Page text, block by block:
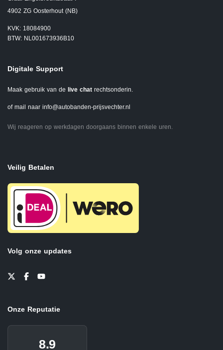
4902 ZG Oosterhout (NB)
KVK: 18084900
BTW: NL001673936B10
Digitale Support
Maak gebruik van de live chat rechtsonderin.
of mail naar info@autobanden-prijsvechter.nl
Wij reageren op werkdagen doorgaans binnen enkele uren.
Veilig Betalen
Volg onze updates
Onze Reputatie
8.9